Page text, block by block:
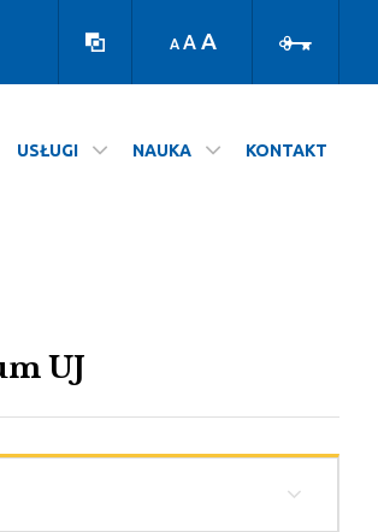
A A A
USŁUGI NAUKA KONTAKT
UJ